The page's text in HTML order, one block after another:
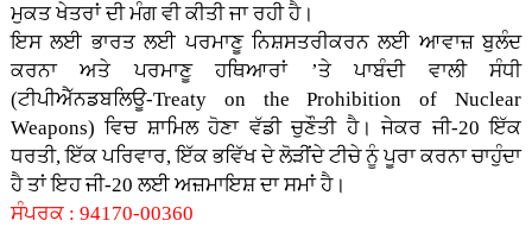
ਮੁਕਤ ਖੇਤਰਾਂ ਦੀ ਮੰਗ ਵੀ ਕੀਤੀ ਜਾ ਰਹੀ ਹੈ।
ਇਸ ਲਈ ਭਾਰਤ ਲਈ ਪਰਮਾਣੂ ਨਿਸ਼ਸਤਰੀਕਰਨ ਲਈ ਆਵਾਜ਼ ਬੁਲੰਦ
ਕਰਨਾ ਅਤੇ ਪਰਮਾਣੂ ਹਥਿਆਰਾਂ ’ਤੇ ਪਾਬੰਦੀ ਵਾਲੀ ਸੰਧੀ
(ਟੀਪੀਐੱਨਡਬਲਿਊ-Treaty on the Prohibition of Nuclear
Weapons) ਵਿਚ ਸ਼ਾਮਿਲ ਹੋਣਾ ਵੱਡੀ ਚੁਣੌਤੀ ਹੈ। ਜੇਕਰ ਜੀ-20 ਇੱਕ
ਧਰਤੀ, ਇੱਕ ਪਰਿਵਾਰ, ਇੱਕ ਭਵਿੱਖ ਦੇ ਲੋੜੀਂਦੇ ਟੀਚੇ ਨੂੰ ਪੂਰਾ ਕਰਨਾ ਚਾਹੁੰਦਾ
ਹੈ ਤਾਂ ਇਹ ਜੀ-20 ਲਈ ਅਜ਼ਮਾਇਸ਼ ਦਾ ਸਮਾਂ ਹੈ।
ਸੰਪਰਕ : 94170-00360